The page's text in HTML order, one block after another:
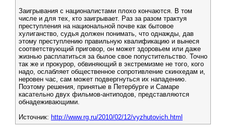
Заигрывания с националистами плохо кончаются. В том
числе и для тех, кто заигрывает. Раз за разом трактуя
преступления на национальной почве как бытовое
хулиганство, судья должен понимать, что однажды, дав
этому преступлению правильную квалификацию и вынеся
соответствующий приговор, он может здоровьем или даже
жизнью расплатиться за былое свое попустительство. Точно
так же и прокурор, обвиняющий в экстремизме не того, кого
надо, ослабляет общественное сопротивление скинхедам и,
неровен час, сам может подвергнуться их нападению.
Поэтому решения, принятые в Петербурге и Самаре
касательно двух фильмов-антиподов, представляются
обнадеживающими.
Источник: http://www.rg.ru/2010/02/12/vyzhutovich.html